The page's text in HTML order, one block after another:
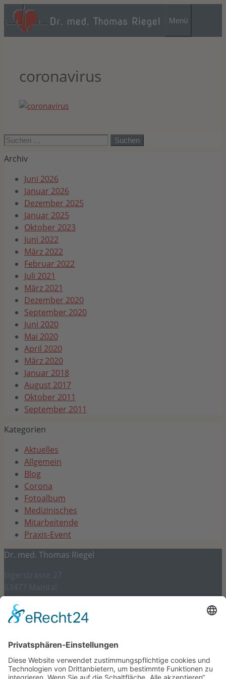
Zum
Inhalt
springen
Menü
coronavirus
Suchen
Archiv
Juni 2026
Januar 2026
Dezember 2025
Januar 2025
Oktober 2023
Juni 2022
März 2022
Februar 2022
Juli 2021
März 2021
Dezember 2020
September 2020
Juni 2020
Mai 2020
April 2020
März 2020
Januar 2018
August 2017
Oktober 2011
September 2011
Kategorien
Aktuelles
Allgemein
Blog
Corona
Fotoalbum
Medizinisches
Mitarbeitende
Praxis-Event
Dr. med. Thomas Riegel
dr.riegel@internist-maintal.de
06181 – 945 97 97
Impressum
Datenschutz
Datenverarbeitung durch soziale Netzwerke